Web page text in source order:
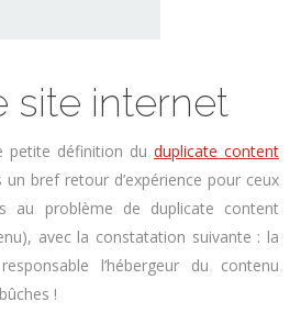
site internet
petite définition du duplicate content
un bref retour d’expérience pour ceux
au problème de duplicate content
avec la constatation suivante : la
l’hébergeur du contenu
!